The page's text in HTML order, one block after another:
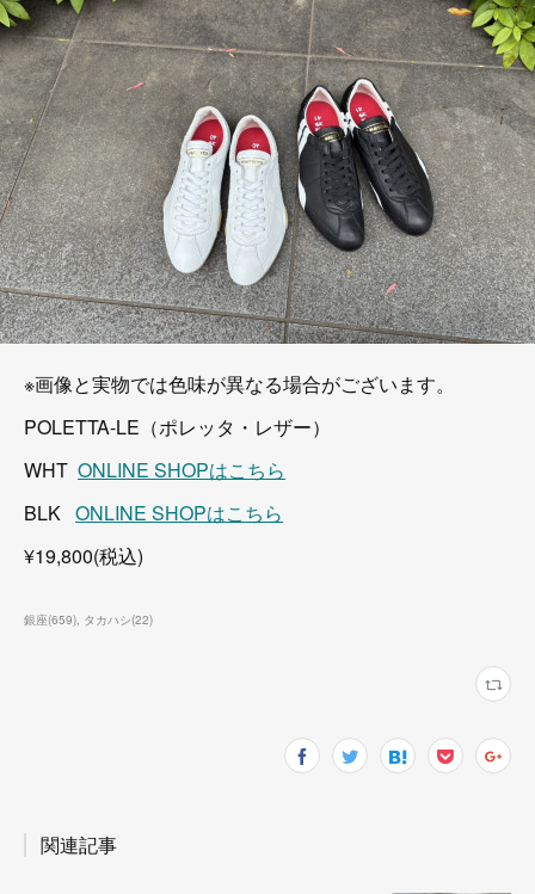
※画像と実物では色味が異なる場合がございます。
POLETTA-LE（ポレッタ・レザー）
WHT ONLINE SHOPはこちら
BLK ONLINE SHOPはこちら
¥19,800(税込)
銀座(659) タカハシ(22)
関連記事